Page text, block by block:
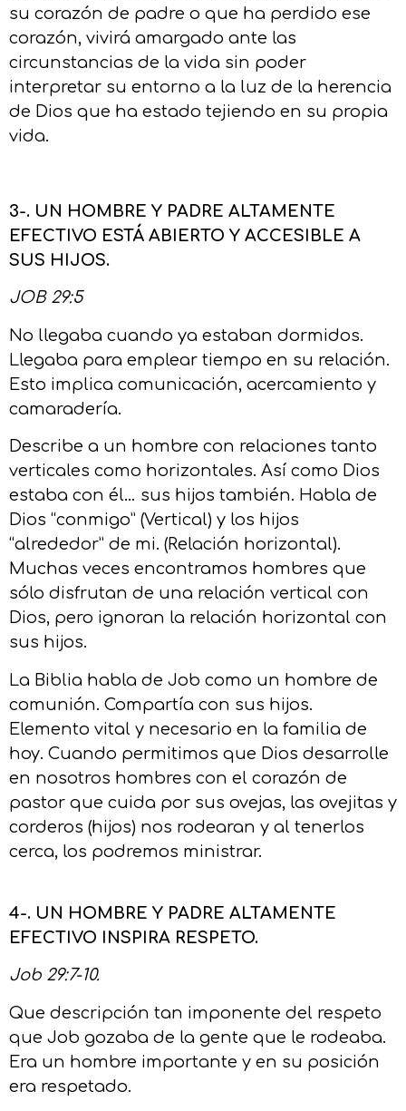
su corazón de padre o que ha perdido ese
corazón, vivirá amargado ante las
circunstancias de la vida sin poder
interpretar su entorno a la luz de la herencia
de Dios que ha estado tejiendo en su propia
vida.
3-. UN HOMBRE Y PADRE ALTAMENTE
EFECTIVO ESTÁ ABIERTO Y ACCESIBLE A
SUS HIJOS.
JOB 29:5
No llegaba cuando ya estaban dormidos.
Llegaba para emplear tiempo en su relación.
Esto implica comunicación, acercamiento y
camaradería.
Describe a un hombre con relaciones tanto
verticales como horizontales. Así como Dios
estaba con él… sus hijos también. Habla de
Dios “conmigo” (Vertical) y los hijos
“alrededor” de mi. (Relación horizontal).
Muchas veces encontramos hombres que
sólo disfrutan de una relación vertical con
Dios, pero ignoran la relación horizontal con
sus hijos.
La Biblia habla de Job como un hombre de
comunión. Compartía con sus hijos.
Elemento vital y necesario en la familia de
hoy. Cuando permitimos que Dios desarrolle
en nosotros hombres con el corazón de
pastor que cuida por sus ovejas, las ovejitas y
corderos (hijos) nos rodearan y al tenerlos
cerca, los podremos ministrar.
4-. UN HOMBRE Y PADRE ALTAMENTE
EFECTIVO INSPIRA RESPETO.
Job 29:7-10.
Que descripción tan imponente del respeto
que Job gozaba de la gente que le rodeaba.
Era un hombre importante y en su posición
era respetado.